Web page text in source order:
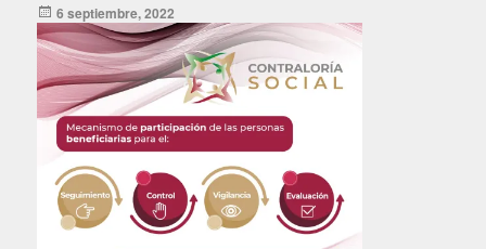
Posted
on
6 septiembre, 2022